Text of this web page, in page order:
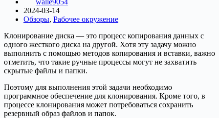
2024-03-14
Обзоры, Рабочее окружение
Клонирование диска — это процесс копирования данных с
одного жесткого диска на другой. Хотя эту задачу можно
выполнить с помощью методов копирования и вставки, важно
отметить, что такие ручные процессы могут не захватить
скрытые файлы и папки.
Поэтому для выполнения этой задачи необходимо
программное обеспечение для клонирования. Кроме того, в
процессе клонирования может потребоваться сохранить
резервный образ файлов и папок.